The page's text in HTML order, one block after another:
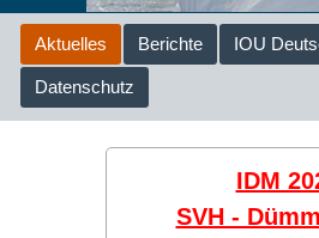
Aktuelles Berichte IOU
Datenschutz
IDM
SVH -